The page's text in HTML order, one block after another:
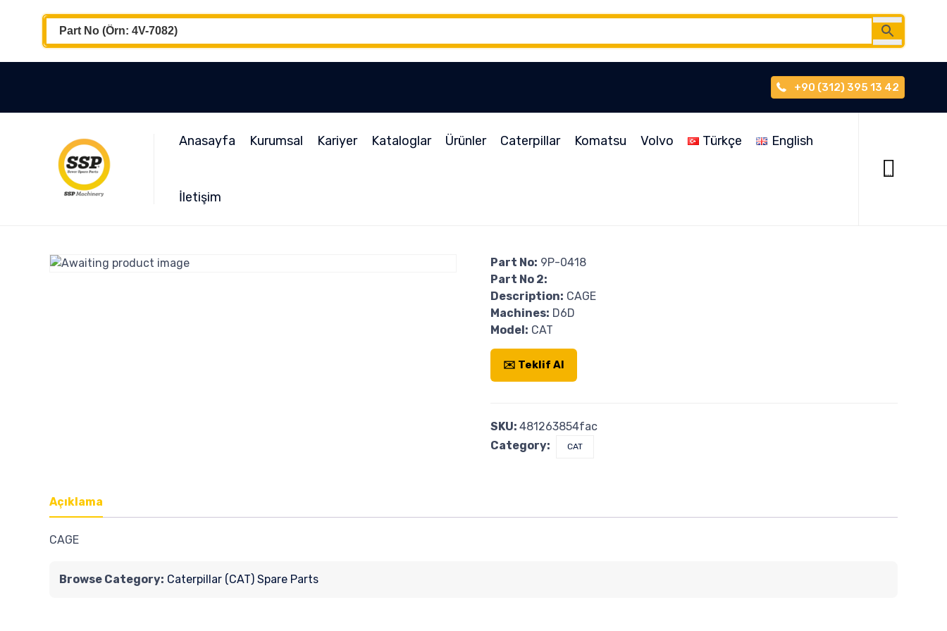
+90 (312) 395 13 42
Anasayfa Kurumsal Kariyer Kataloglar Ürünler Caterpillar Komatsu Volvo Türkçe English
İletişim

...
Part No: 9P-0418
Part No 2:
Description: CAGE
Machines: D6D
Model: CAT
✉️ Teklif Al
SKU:481263854fac
Category:
CAT
Açıklama
CAGE
Browse Category: Caterpillar (CAT) Spare Parts